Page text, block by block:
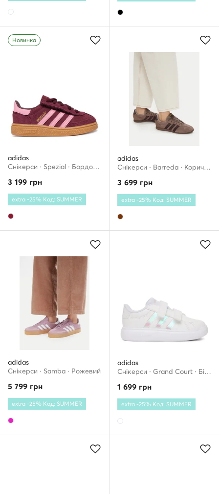
Новинка
adidas
Снікерcи · Spezial · Бордовий
3 199 грн
extra -25% Код: SUMMER
adidas
Снікерcи · Barreda · Коричневий
3 699 грн
extra -25% Код: SUMMER
adidas
Снікерcи · Samba · Рожевий
5 799 грн
extra -25% Код: SUMMER
adidas
Снікерcи · Grand Court · Білий
1 699 грн
extra -25% Код: SUMMER